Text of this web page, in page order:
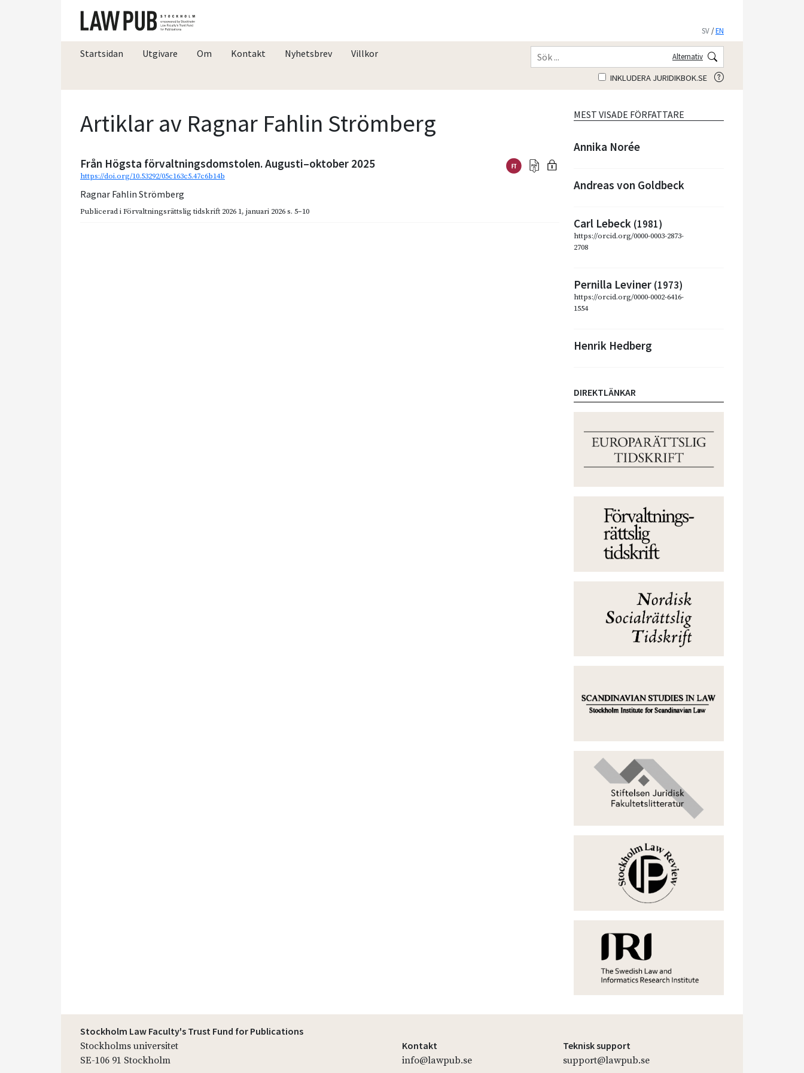
SV /EN
Startsidan Utgivare Om Kontakt Nyhetsbrev Villkor Alternativ
INKLUDERA JURIDIKBOK.SE
Artiklar av Ragnar Fahlin Strömberg
Från Högsta förvaltningsdomstolen. Augusti–oktober 2025
https://doi.org/10.53292/05c163c5.47c6b14b
Ragnar Fahlin Strömberg
Publicerad iFörvaltningsrättslig tidskrift 2026 1, januari 2026s. 5–10
MEST VISADE FÖRFATTARE
Annika Norée
Andreas von Goldbeck
Carl Lebeck (1981)
https://orcid.org/0000-0003-2873-
2708
Pernilla Leviner (1973)
https://orcid.org/0000-0002-6416-
1554
Henrik Hedberg
DIREKTLÄNKAR
Stockholm Law Faculty's Trust Fund for Publications
Stockholms universitet
SE-106 91 Stockholm
Kontakt
info@lawpub.se
Teknisk support
support@lawpub.se